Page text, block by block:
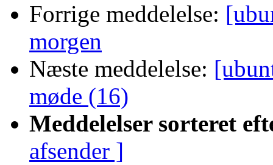
Forrige meddelelse:
morgen
Næste meddelelse:
møde (16)
Meddelelser sorteret
afsender ]